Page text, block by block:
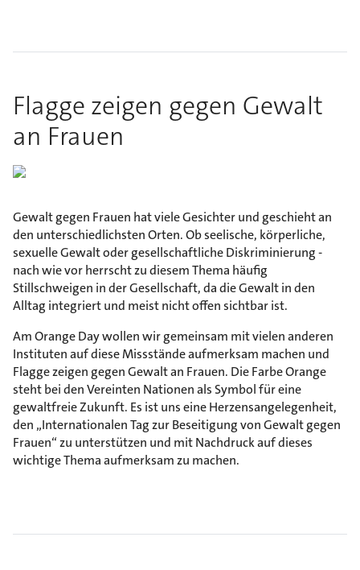
Flagge zeigen gegen Gewalt
an Frauen
Gewalt gegen Frauen hat viele Gesichter und geschieht an
den unterschiedlichsten Orten. Ob seelische, körperliche,
sexuelle Gewalt oder gesellschaftliche Diskriminierung -
nach wie vor herrscht zu diesem Thema häufig
Stillschweigen in der Gesellschaft, da die Gewalt in den
Alltag integriert und meist nicht offen sichtbar ist.
Am Orange Day wollen wir gemeinsam mit vielen anderen
Instituten auf diese Missstände aufmerksam machen und
Flagge zeigen gegen Gewalt an Frauen. Die Farbe Orange
steht bei den Vereinten Nationen als Symbol für eine
gewaltfreie Zukunft. Es ist uns eine Herzensangelegenheit,
den „Internationalen Tag zur Beseitigung von Gewalt gegen
Frauen“ zu unterstützen und mit Nachdruck auf dieses
wichtige Thema aufmerksam zu machen.